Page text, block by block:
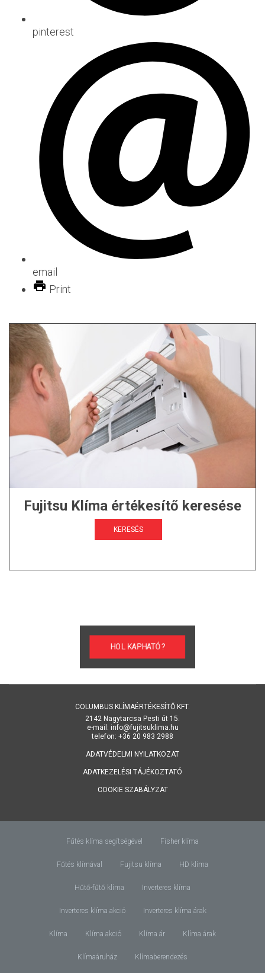
pinterest
email
Print
Fujitsu Klíma értékesítő keresése
KERESÉS
HOL KAPHATÓ?
COLUMBUS KLÍMAÉRTÉKESÍTŐ KFT.
2142 Nagytarcsa Pesti út 15.
e-mail: info@fujitsuklima.hu
telefon: +36 20 983 2988
ADATVÉDELMI NYILATKOZAT
ADATKEZELÉSI TÁJÉKOZTATÓ
COOKIE SZABÁLYZAT
Fűtés klíma segítségével Fisher klíma
Fűtés klímával Fujitsu klíma HD klíma
Hűtő-fűtő klíma Inverteres klíma
Inverteres klíma akció Inverteres klíma árak
Klíma Klíma akció Klíma ár Klíma árak
Klímaáruház Klímaberendezés